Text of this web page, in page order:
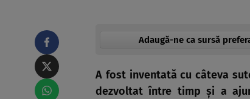
Adaugă-ne ca sursă
A fost inventată cu câteva
dezvoltat între timp şi a